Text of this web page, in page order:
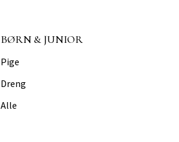
BØRN & JUNIOR
Pige
Dreng
Alle